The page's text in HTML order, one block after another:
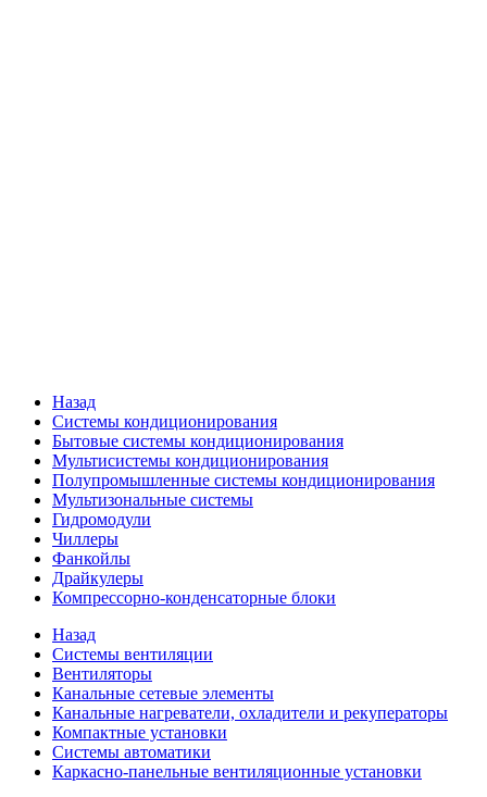
Назад
Системы кондиционирования
Бытовые системы кондиционирования
Мультисистемы кондиционирования
Полупромышленные системы кондиционирования
Мультизональные системы
Гидромодули
Чиллеры
Фанкойлы
Драйкулеры
Компрессорно-конденсаторные блоки
Назад
Системы вентиляции
Вентиляторы
Канальные сетевые элементы
Канальные нагреватели, охладители и рекуператоры
Компактные установки
Системы автоматики
Каркасно-панельные вентиляционные установки